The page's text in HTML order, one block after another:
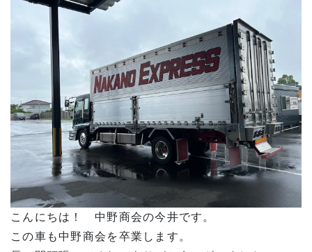
こんにちは！ 中野商会の今井です。
この車も中野商会を卒業します。